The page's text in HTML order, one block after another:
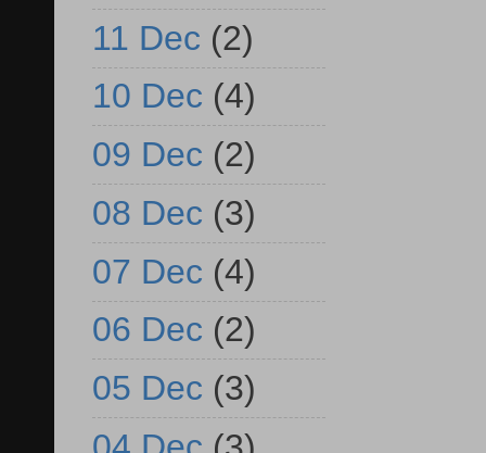
11 Dec (2)
10 Dec (4)
09 Dec (2)
08 Dec (3)
07 Dec (4)
06 Dec (2)
05 Dec (3)